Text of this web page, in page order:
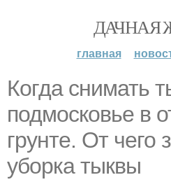
ДАЧНАЯ
главная
Когда снимать
подмосковье в
грунте. От чего
уборка тыквы